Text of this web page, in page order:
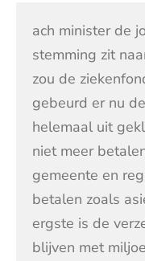
ach minister de
stemming zit
zou de
gebeurd er nu
helemaal uit
niet meer
gemeente en
betalen zoals
ergste is de
blijven met